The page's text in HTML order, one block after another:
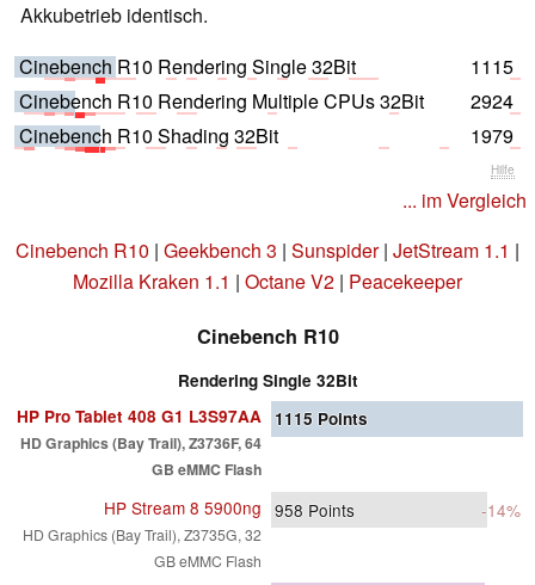
Akkubetrieb identisch.
Cinebench R10 Rendering Single 32Bit
1115
Cinebench R10 Rendering Multiple CPUs 32Bit
2924
Cinebench R10 Shading 32Bit
1979
Hilfe
... im Vergleich
Cinebench R10 | Geekbench 3 | Sunspider| JetStream 1.1 |
Mozilla Kraken 1.1 | Octane V2 | Peacekeeper
Cinebench R10
Rendering Single 32Bit
HP Pro Tablet 408 G1 L3S97AA
HD Graphics (Bay Trail), Z3736F, 64
GB eMMC Flash
1115 Points
HP Stream 8 5900ng
HD Graphics (Bay Trail), Z3735G, 32
GB eMMC Flash
958 Points -14%